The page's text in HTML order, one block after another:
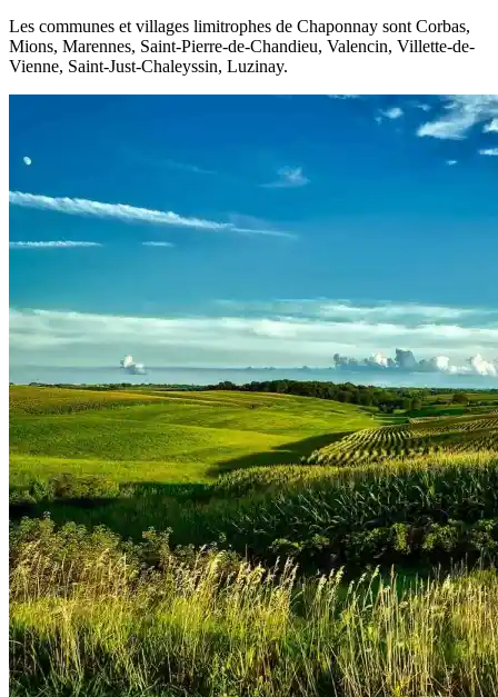
Les communes et villages limitrophes de Chaponnay sont Corbas,
Mions, Marennes, Saint-Pierre-de-Chandieu, Valencin, Villette-de-
Vienne, Saint-Just-Chaleyssin, Luzinay.